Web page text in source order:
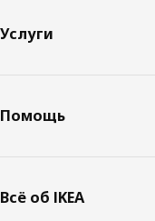
Услуги
Помощь
Всё об IKEA